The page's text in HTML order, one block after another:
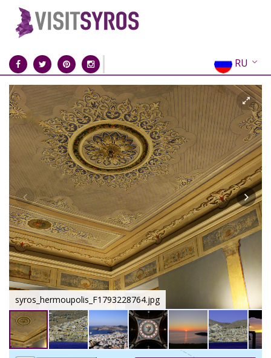
RU
EN
EL
FR
DE
IT
ES
CN
syros_hermoupolis_F1793228764.jpg